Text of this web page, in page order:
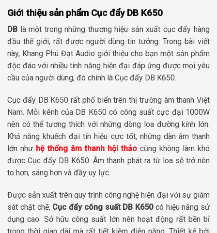
Giới thiệu sản phẩm Cục đẩy DB K650
DB là một trong những thương hiệu sản xuất cục đẩy hàng
đầu thế giới, rất được người dùng tin tưởng. Trong bài viết
này, Khang Phú Đạt Audio giới thiệu cho bạn một sản phẩm
độc đáo với nhiều tính năng hiện đại đáp ứng được mọi yêu
cầu của người dùng, đó chính là Cục đẩy DB K650.
Cục đẩy DB K650 rất phổ biến trên thị trường âm thanh Việt
Nam. Mỗi kênh của DB K650 có công suất cực đại 1000W
nên có thể tương thích với những dòng loa đường kính lớn.
Khả năng khuếch đại tín hiệu cực tốt, những dàn âm thanh
lớn như hệ thống âm thanh hội thảo cũng không làm khó
được Cục đẩy DB K650. Âm thanh phát ra từ loa sẽ trở nên
to hơn, sáng hơn và đầy uy lực.
Được sản xuất trên quy trình công nghệ hiện đại với sự giám
sát chặt chẽ, Cục đẩy công suất DB K650có hiệu năng sử
dụng cao. Sở hữu công suất lớn nên hoạt động rất bền bỉ